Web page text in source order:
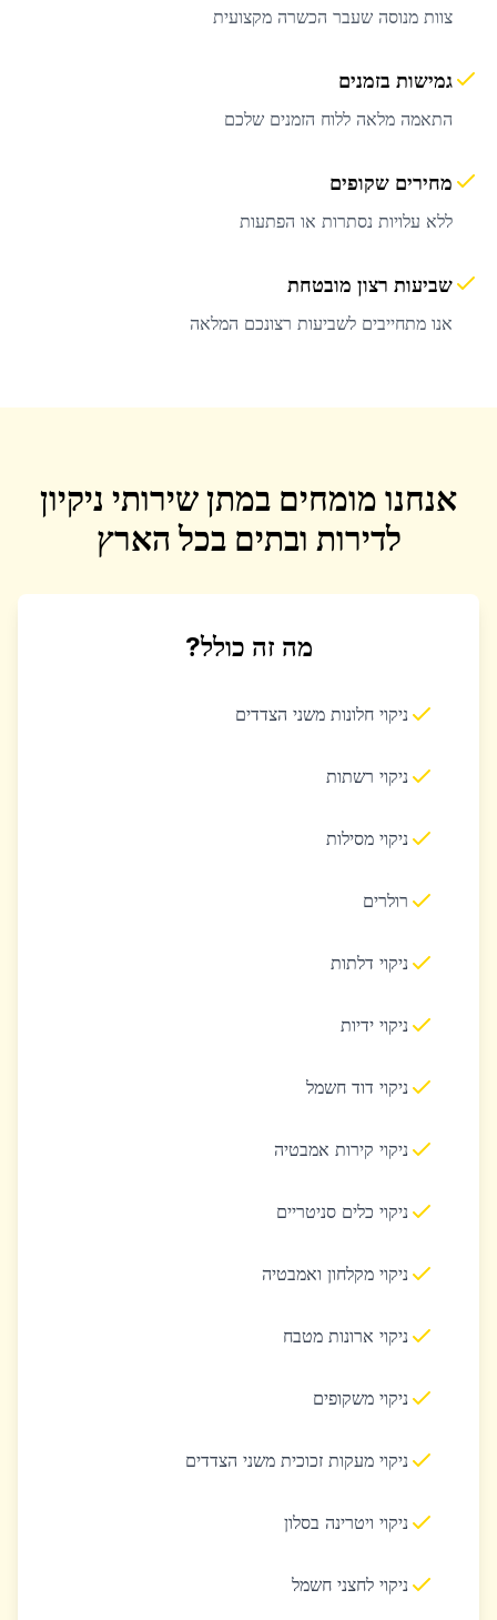
צוות מנוסה שעבר הכשרה מקצועית
גמישות בזמנים
התאמה מלאה ללוח הזמנים שלכם
מחירים שקופים
ללא עלויות נסתרות או הפתעות
שביעות רצון מובטחת
אנו מתחייבים לשביעות רצונכם המלאה
אנחנו מומחים במתן שירותי ניקיון
לדירות ובתים בכל הארץ
מה זה כולל?
ניקוי חלונות משני הצדדים
ניקוי רשתות
ניקוי מסילות
רולרים
ניקוי דלתות
ניקוי ידיות
ניקוי דוד חשמל
ניקוי קירות אמבטיה
ניקוי כלים סניטריים
ניקוי מקלחון ואמבטיה
ניקוי ארונות מטבח
ניקוי משקופים
ניקוי מעקות זכוכית משני הצדדים
ניקוי ויטרינה בסלון
ניקוי לחצני חשמל